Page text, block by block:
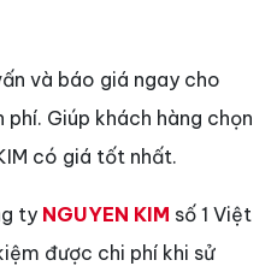
và báo giá ngay cho
Giúp khách hàng chọn
có giá tốt nhất.
ty NGUYEN KIM số 1 Việt
được chi phí khi sử